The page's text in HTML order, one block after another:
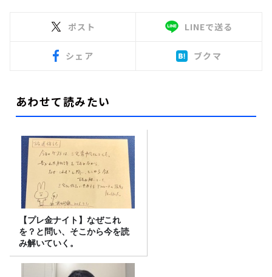
ポスト LINEで送る
シェア ブクマ
あわせて読みたい
【プレ金ナイト】なぜこれ
を？と問い、そこから今を読
み解いていく。